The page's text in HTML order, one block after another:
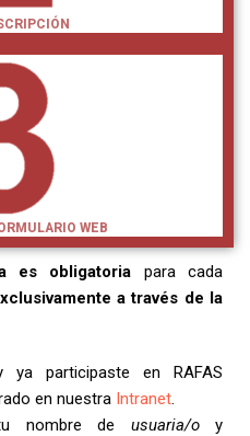
WEB
es obligatoria para cada
a través de la
ya participaste en RAFAS
en nuestra Intranet.
nombre de usuaria/oy